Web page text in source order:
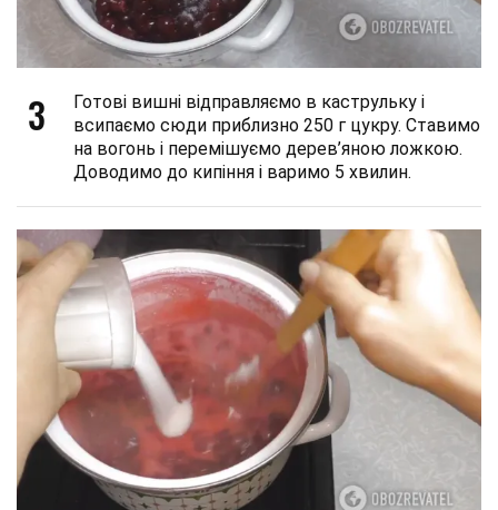
3
Готові вишні відправляємо в каструльку і
всипаємо сюди приблизно 250 г цукру. Ставимо
на вогонь і перемішуємо дерев’яною ложкою.
Доводимо до кипіння і варимо 5 хвилин.